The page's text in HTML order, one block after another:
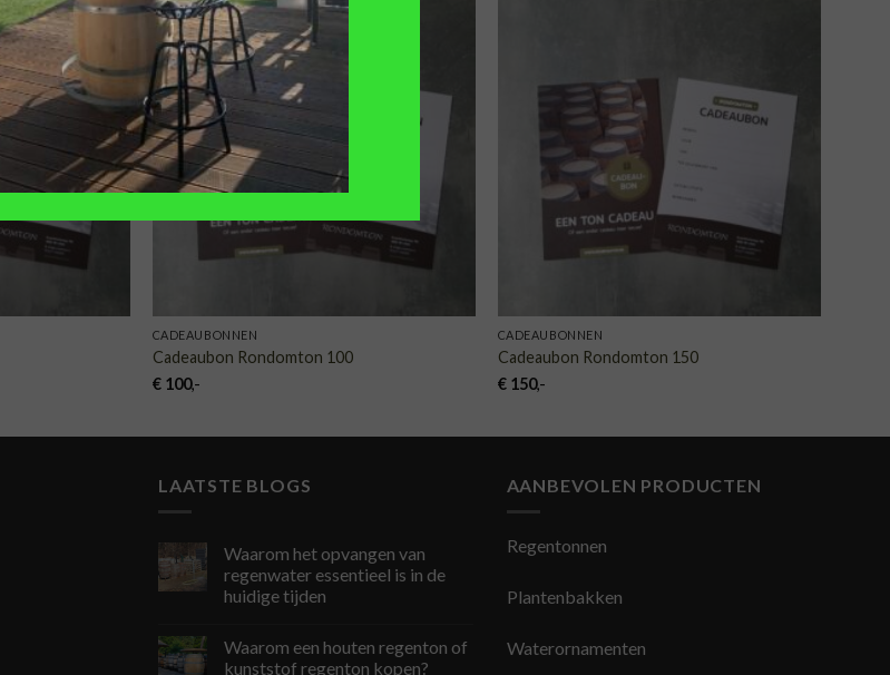
TOEVOEGEN
AAN
VERLANGLIJST
VERLANGLIJST
CADEAUBONNEN
Cadeaubon Rondomton 100
€100,-
VERLANGLIJST
CADEAUBONNEN
Cadeaubon Rondomton 150
€150,-
LAATSTE BLOGS
Waarom het opvangen van
regenwater essentieel is in de
huidige tijden
Waarom een houten regenton of
kunststof regenton kopen?
AANBEVOLEN PRODUCTEN
Regentonnen
Plantenbakken
Waterornamenten